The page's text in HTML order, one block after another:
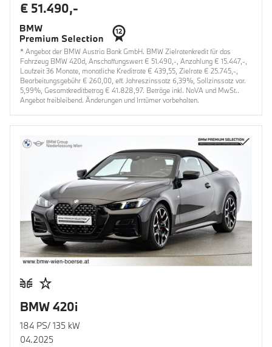
€ 51.490,-
* Angebot der BMW Austria Bank GmbH. BMW Zielratenkredit für das
Fahrzeug BMW 420d, Anschaffungswert € 51.490,-, Anzahlung € 15.447,-,
Laufzeit 36 Monate, monatliche Kreditrate € 439,55, Zielrate € 25.745,-,
Bearbeitungsgebühr € 260,00, eff. Jahreszinssatz 6,39%, Sollzinssatz var.
5,99%, Gesamtkreditbetrag € 41.828,97. Beträge inkl. NoVA und MwSt..
Angebot freibleibend. Änderungen und Irrtümer vorbehalten.
BMW 420i
184 PS/ 135 kW
04.2025